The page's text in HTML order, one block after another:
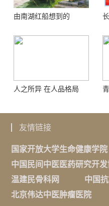
由南湖红船想到的
人之所异 在人品格局
友情链接
国家开放大学生命健康学院
中国民间中医医药研究开
温建民骨科网
中国
北京伟达中医肿瘤医院